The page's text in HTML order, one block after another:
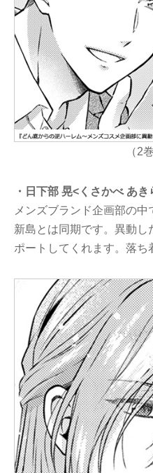
（2
・日下部 晃<くさかべ あき
メンズブランド企画部の
新島とは同期です。異動
ポートしてくれます。落ち